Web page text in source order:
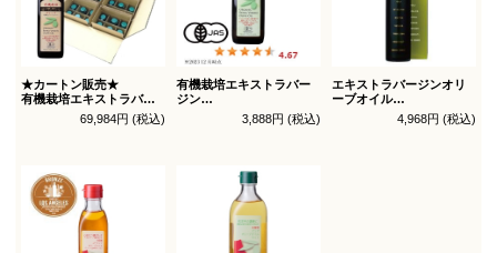
★カートン販売★
有機栽培エキストラバー
オリーブオイル ブレンド
69,984円 (税込)
有機栽培エキストラバー
ジン
オリーブオイル シングル
3,888円 (税込)
エキストラバージンオリ
ーブオイル
トルトサ 450g 1本箱入
（スペイン自社農園産）
4,968円 (税込)